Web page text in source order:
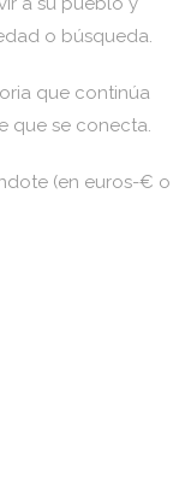
o búsqueda.
que continúa
que se conecta.
(en euros-€ o